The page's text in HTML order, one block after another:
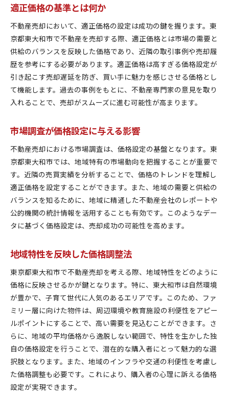
地域のインフラ整備が市場に与える影響
都市開発計画とその波及効果
地域内の需要セグメントを分析する
不動産市場の季節変動と対応策
地域の経済動向が不動産価格に及ぼす影響
需要と供給のバランスが不動産売却価格に与える影響
を探る
過去の取引データから見る需要供給バランス
供給過多時の価格調整法
需要増加期における価格設定のメリット
不動産市場のトレンド予測
需要動向を把握するためのデータ収集法
近隣の不動産取引事例を基にした適正価格設定の秘訣
取引事例の収集と分析の方法
類似物件との比較で見える価格差
地域の特性を反映した価格設定の実例
取引事例から学ぶ交渉のヒント
市場評価と実際の取引価格のギャップ
買い手の心理を理解して不動産売却をスムーズに進め
るには
買い手の心理的要因を分析する
買い手の動機を理解する方法
買い手を惹きつけるためのプレゼンテーション
価格交渉における心理戦略
購入希望者の不安を解消するコミュニケーション
適正価格の基準とは何か
不動産売却において、適正価格の設定は成功の鍵を握ります。東
京都東大和市で不動産を売却する際、適正価格とは市場の需要と
供給のバランスを反映した価格であり、近隣の取引事例や売却履
歴を参考にする必要があります。適正価格は高すぎる価格設定が
引き起こす売却遅延を防ぎ、買い手に魅力を感じさせる価格とし
て機能します。過去の事例をもとに、不動産専門家の意見を取り
入れることで、売却がスムーズに進む可能性が高まります。
市場調査が価格設定に与える影響
不動産売却における市場調査は、価格設定の基盤となります。東
京都東大和市では、地域特有の市場動向を把握することが重要で
す。近隣の売買実績を分析することで、価格のトレンドを理解し
適正価格を設定することができます。また、地域の需要と供給の
バランスを知るために、地域に精通した不動産会社のレポートや
公的機関の統計情報を活用することも有効です。このようなデー
タに基づく価格設定は、売却成功の可能性を高めます。
地域特性を反映した価格調整法
東京都東大和市で不動産売却を考える際、地域特性をどのように
価格に反映させるかが鍵となります。特に、東大和市は自然環境
が豊かで、子育て世代に人気のあるエリアです。このため、ファ
ミリー層に向けた物件は、周辺環境や教育施設の利便性をアピー
ルポイントにすることで、高い需要を見込むことができます。さ
らに、地域の平均価格から逸脱しない範囲で、特性を生かした独
自の価格設定を行うことで、潜在的な購入者にとって魅力的な選
択肢となります。また、地域のインフラや交通の利便性を考慮し
た価格調整も必要です。これにより、購入者の心理に訴える価格
設定が実現できます。